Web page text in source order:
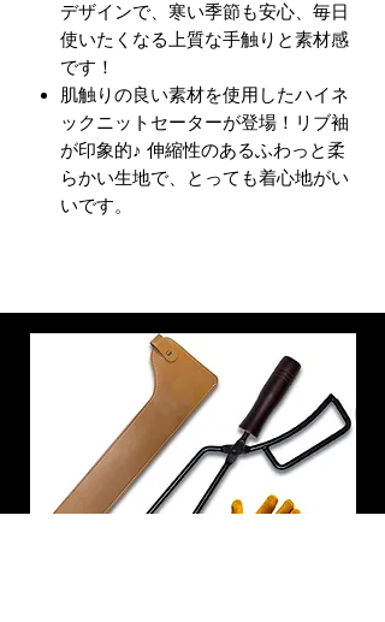
デザインで、寒い季節も安心、毎日
使いたくなる上質な手触りと素材感
です！
肌触りの良い素材を使用したハイネ
ックニットセーターが登場！リブ袖
が印象的♪ 伸縮性のあるふわっと柔
らかい生地で、とっても着心地がい
いです。